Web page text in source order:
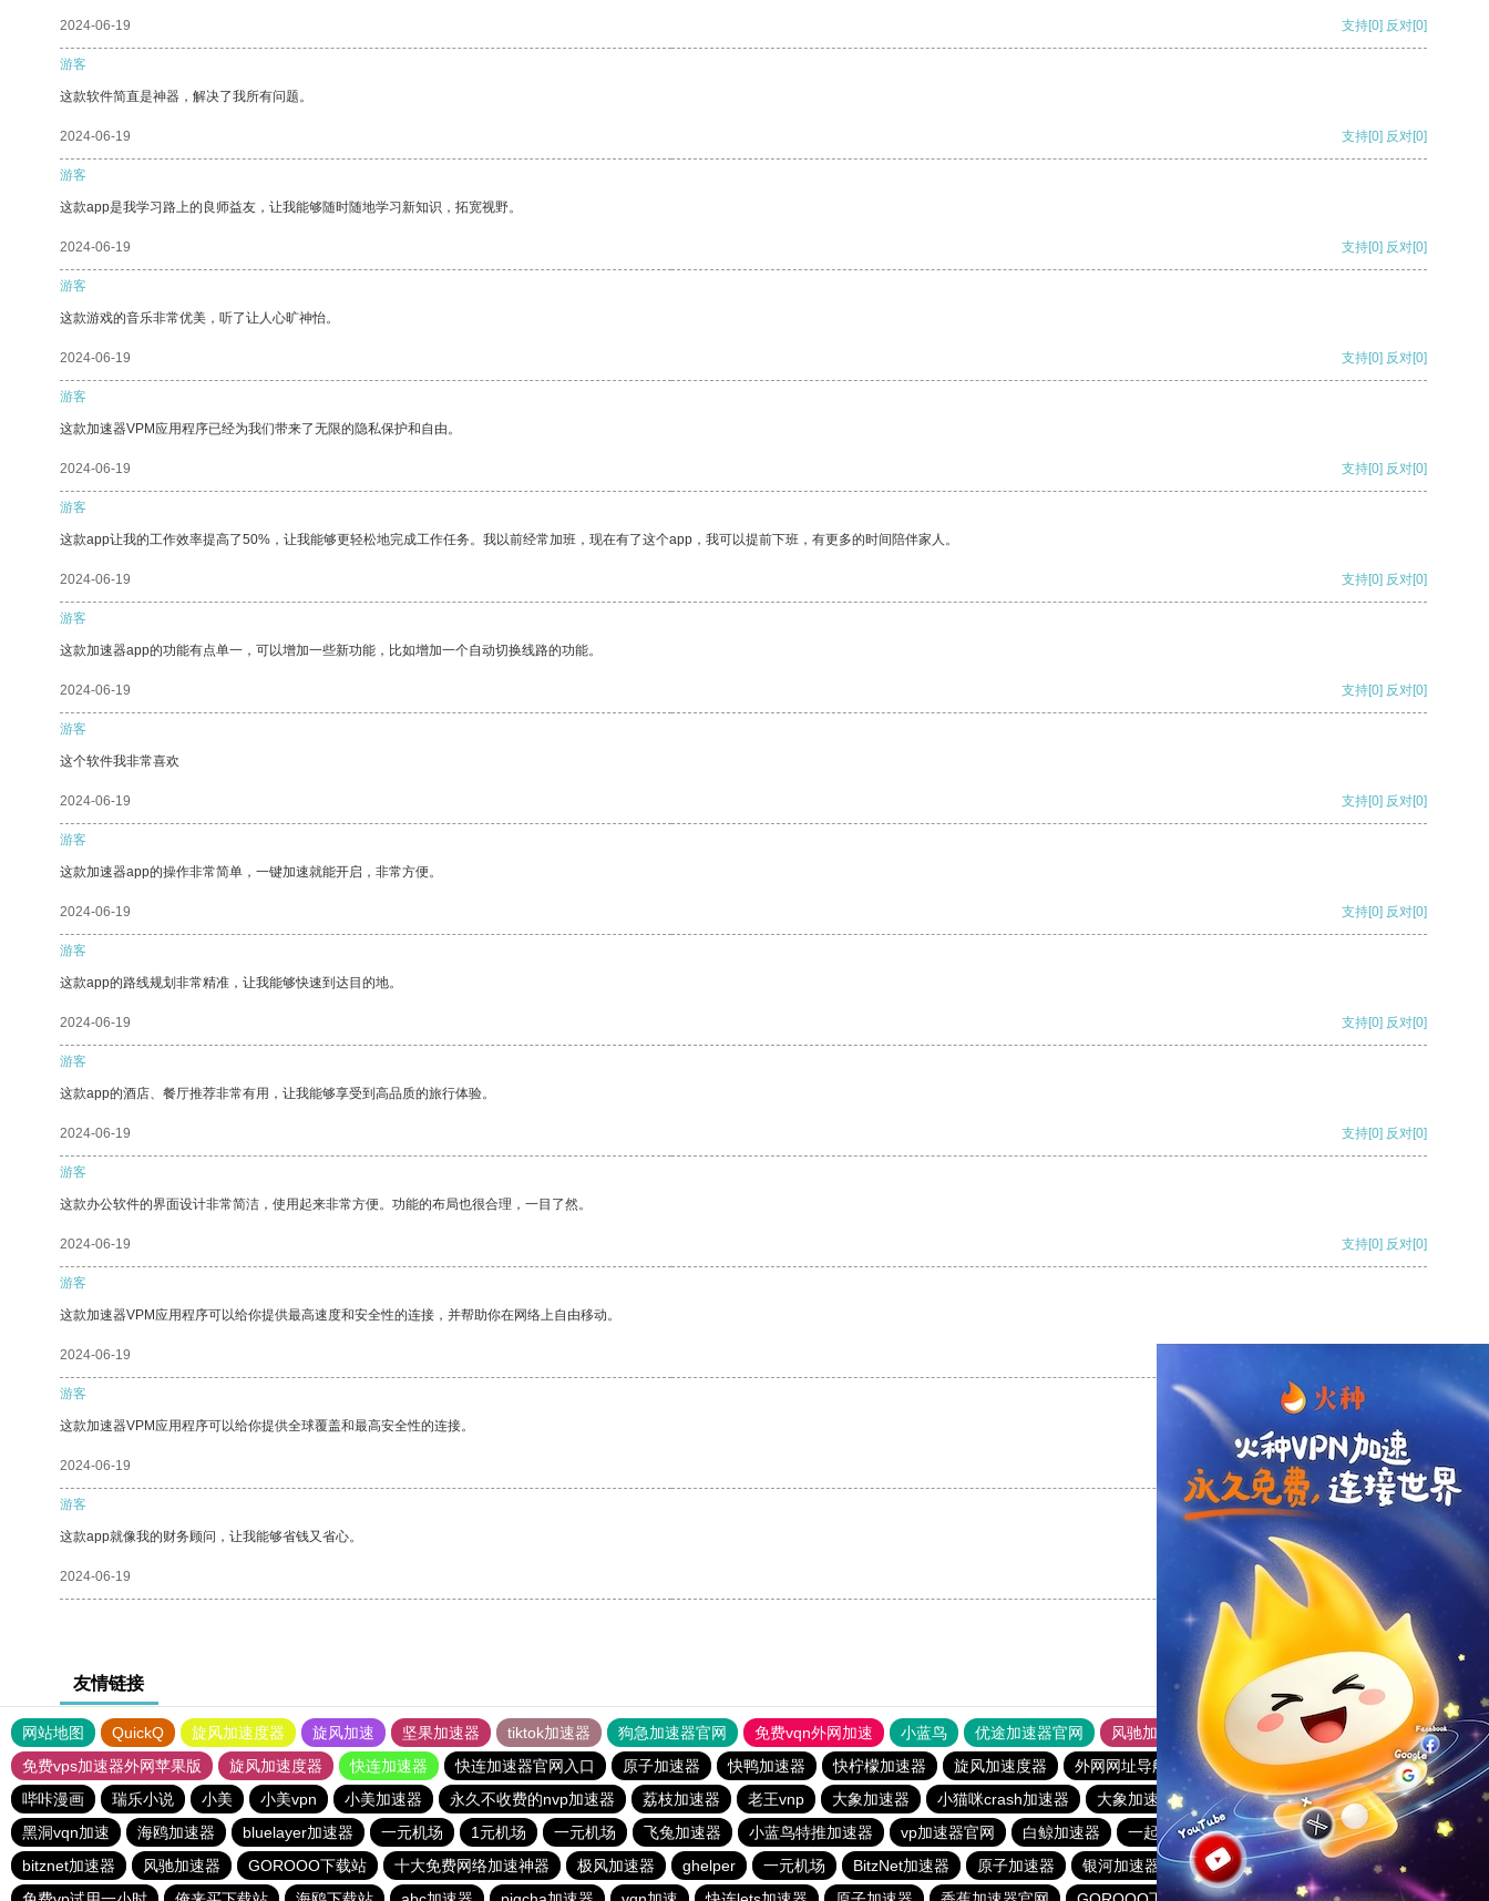
2024-06-19 支持[0] 反对[0]
游客
这款软件简直是神器，解决了我所有问题。
2024-06-19 支持[0] 反对[0]
游客
这款app是我学习路上的良师益友，让我能够随时随地学习新知识，拓宽视野。
2024-06-19 支持[0] 反对[0]
游客
这款游戏的音乐非常优美，听了让人心旷神怡。
2024-06-19 支持[0] 反对[0]
游客
这款加速器VPM应用程序已经为我们带来了无限的隐私保护和自由。
2024-06-19 支持[0] 反对[0]
游客
这款app让我的工作效率提高了50%，让我能够更轻松地完成工作任务。我以前经常加班，现在有了这个app，我可以提前下班，有更多的时间陪伴家人。
2024-06-19 支持[0] 反对[0]
游客
这款加速器app的功能有点单一，可以增加一些新功能，比如增加一个自动切换线路的功能。
2024-06-19 支持[0] 反对[0]
游客
这个软件我非常喜欢
2024-06-19 支持[0] 反对[0]
游客
这款加速器app的操作非常简单，一键加速就能开启，非常方便。
2024-06-19 支持[0] 反对[0]
游客
这款app的路线规划非常精准，让我能够快速到达目的地。
2024-06-19 支持[0] 反对[0]
游客
这款app的酒店、餐厅推荐非常有用，让我能够享受到高品质的旅行体验。
2024-06-19 支持[0] 反对[0]
游客
这款办公软件的界面设计非常简洁，使用起来非常方便。功能的布局也很合理，一目了然。
2024-06-19 支持[0] 反对[0]
游客
这款加速器VPM应用程序可以给你提供最高速度和安全性的连接，并帮助你在网络上自由移动。
2024-06-19
游客
这款加速器VPM应用程序可以给你提供全球覆盖和最高安全性的连接。
2024-06-19 支持 [0] 反对 [0]
游客
这款app就像我的财务顾问，让我能够省钱又省心。
2024-06-19 支持
友情链接
网站地图 QuickQ 旋风加速度器 旋风加速 坚果加速器 tiktok加速器 狗急加速器官网 免费vqn外网加速 小蓝鸟 优途加速器官网 风驰加速器
旋风加速器
免费vps加速器外网苹果版
旋风加速度器 快连加速器 快连加速器官网入口 原子加速器 快鸭加速器 快柠檬加速器 旋风加速度器 外网网址导航 软件中心 雷霆加速
狂飙加速器
哔咔漫画
瑞乐小说 小美 小美vpn 小美加速器 永久不收费的nvp加速器 荔枝加速器 老王vnp 大象加速器 小猫咪crash加速器 大象加速器 银河加速器官网
CC加速器
黑洞vqn加速
海鸥加速器 bluelayer加速器 一元机场 1元机场 一元机场 飞兔加速器 小蓝鸟特推加速器 vp加速器官网 白鲸加速器 一起扶墙下载站 元链加速器
毛豆加速器
bitznet加速器
风驰加速器 GOROOO下载站 十大免费网络加速神器 极风加速器 ghelper 一元机场 BitzNet加速器 原子加速器 银河加速器
免费海外pvn加速器